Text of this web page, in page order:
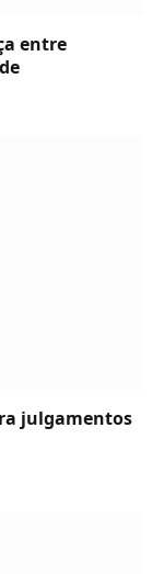
entre
julgamentos